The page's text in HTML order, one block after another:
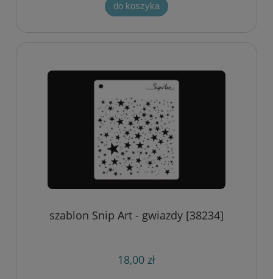
do koszyka
szablon Snip Art - gwiazdy [38234]
18,00 zł